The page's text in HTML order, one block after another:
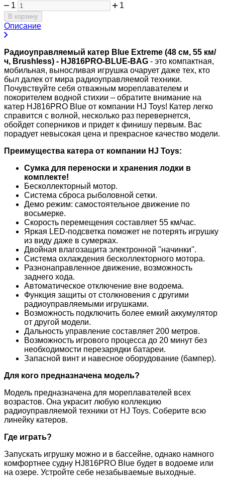
1
1
В корзину
Описание
Радиоуправляемый катер Blue Extreme (48 см, 55 км/
ч, Brushless) - HJ816PRO-BLUE-BAG - это компактная,
мобильная, выносливая игрушка очарует даже тех, кто
был далек от мира радиоуправляемой техники.
Почувствуйте себя отважным мореплавателем и
покорителем водной стихии – обратите внимание на
катер HJ816PRO Blue от компании HJ Toys! Катер легко
справится с волной, несколько раз перевернется,
обойдет соперников и придет к финишу первым. Вас
порадует невысокая цена и прекрасное качество модели.
Преимущества катера от компании HJ Toys:
Cумка для переноски и хранения лодки в
комплекте!
Бесколлекторный мотор.
Система сброса рыболовной сетки.
Демо режим: самостоятельное движение по
восьмерке.
Скорость перемещения составляет 55 км/час.
Яркая LED-подсветка поможет не потерять игрушку
из виду даже в сумерках.
Двойная влагозащита электронной ''начинки''.
Система охлаждения бесколлекторного мотора.
Разнонаправленное движение, возможность
заднего хода.
Автоматическое отключение вне водоема.
Функция защиты от столкновения с другими
радиоуправляемыми игрушками.
Возможность подключить более емкий аккумулятор
от другой модели.
Дальность управление составляет 200 метров.
Возможность игрового процесса до 20 минут без
необходимости перезарядки батареи.
Запасной винт и навесное оборудование (бампер).
Для кого предназначена модель?
Модель предназначена для мореплавателей всех
возрастов. Она украсит любую коллекцию
радиоуправляемой техники от HJ Toys. Соберите всю
линейку катеров.
Где играть?
Запускать игрушку можно и в бассейне, однако намного
комфортнее судну HJ816PRO Blue будет в водоеме или
на озере. Устройте себе незабываемые выходные.